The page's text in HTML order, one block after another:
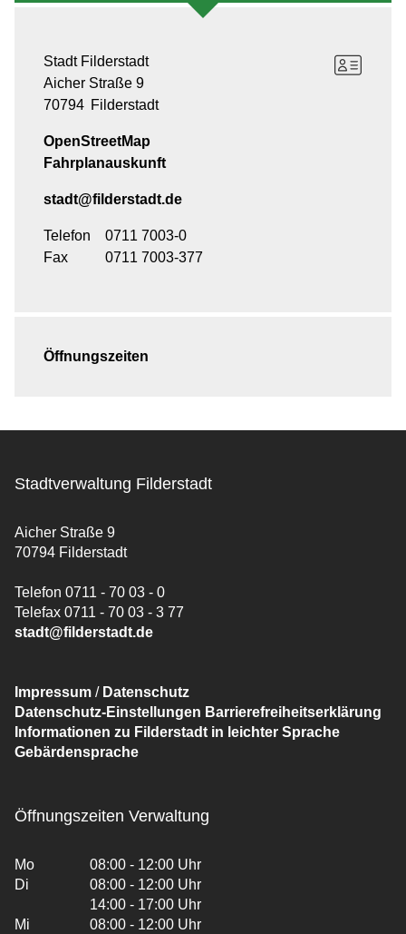
Stadt Filderstadt
Aicher Straße 9
70794 Filderstadt
OpenStreetMap
Fahrplanauskunft
stadt@filderstadt.de
Telefon
0711 7003-0
Fax
0711 7003-377
Öffnungszeiten
Stadtverwaltung Filderstadt
Aicher Straße 9
70794 Filderstadt
Telefon 0711 - 70 03 - 0
Telefax 0711 - 70 03 - 3 77
stadt@filderstadt.de
Impressum / Datenschutz
Datenschutz-Einstellungen Barrierefreiheitserklärung
Informationen zu Filderstadt in leichter Sprache
Gebärdensprache
Öffnungszeiten Verwaltung
Mo
08:00 - 12:00 Uhr
Di
08:00 - 12:00 Uhr
14:00 - 17:00 Uhr
Mi
08:00 - 12:00 Uhr